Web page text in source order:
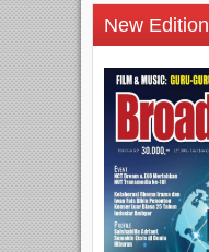
New Edition